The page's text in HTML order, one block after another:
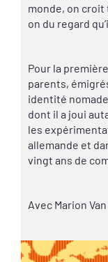
monde, on croit
on du regard
Pour la
parents,
identité
dont il a joui
les
allemande et
vingt ans de
Avec Marion